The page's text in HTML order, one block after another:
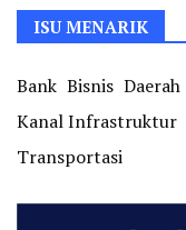
ISU MENARIK
Bank Bisnis Daerah
Kanal Infrastruktur
Transportasi